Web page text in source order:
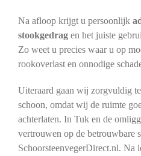
Na afloop krijgt u persoonlijk
stookgedragen het juiste
Zo weet u precies waar u op
rookoverlast en onnodige
Uiteraard gaan wij zorgvuldig
schoon, omdat wij de ruimte
achterlaten. In Tuk en de
vertrouwen op de betrouwbare
SchoorsteenvegerDirect.nl. Na